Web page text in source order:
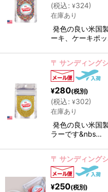
(税込: ¥324)
在庫あり
発色の良い米国
ーキ、ケーキポ
〒 サンディング
¥280(税別)
(税込: ¥302)
在庫あり
発色の良い米国
ラーです&nbs…
〒 サンディング
¥250(税別)